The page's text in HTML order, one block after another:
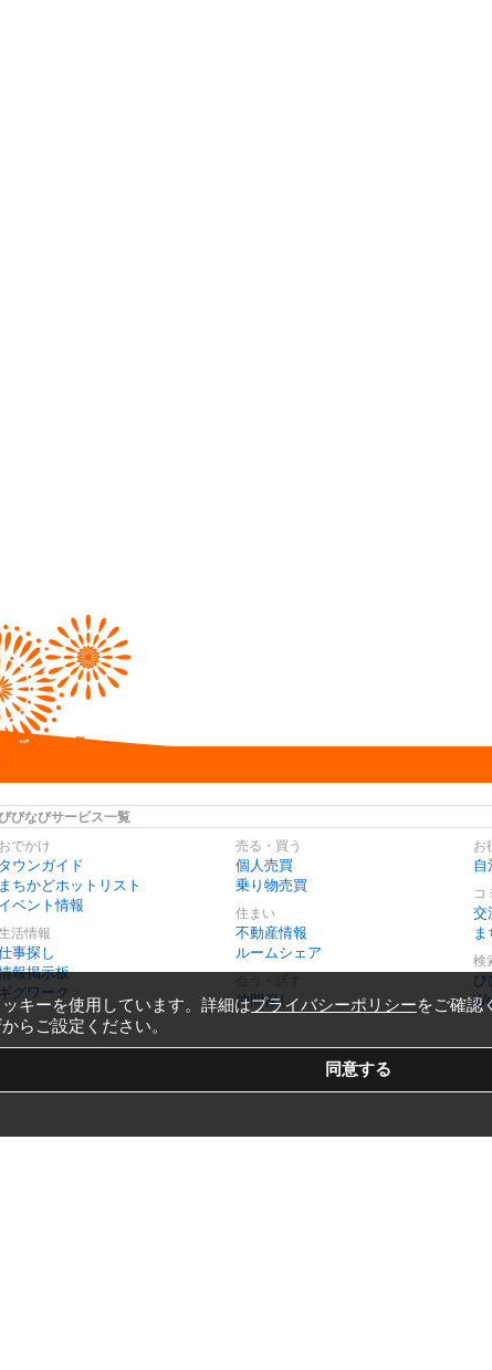
びなびサービス一覧
おでかけ
タウンガイド
まちかどホットリスト
イベント情報
活情報
事探し
報掲示板
ギグワーク
売る・買う
個人売買
乗り物売買
住まい
不動産情報
ルームシェア
仲間探し
お
自
コ
交
検
び
キーを使用しています。詳細はプライバシーポリシーをご確認
らご設定ください。